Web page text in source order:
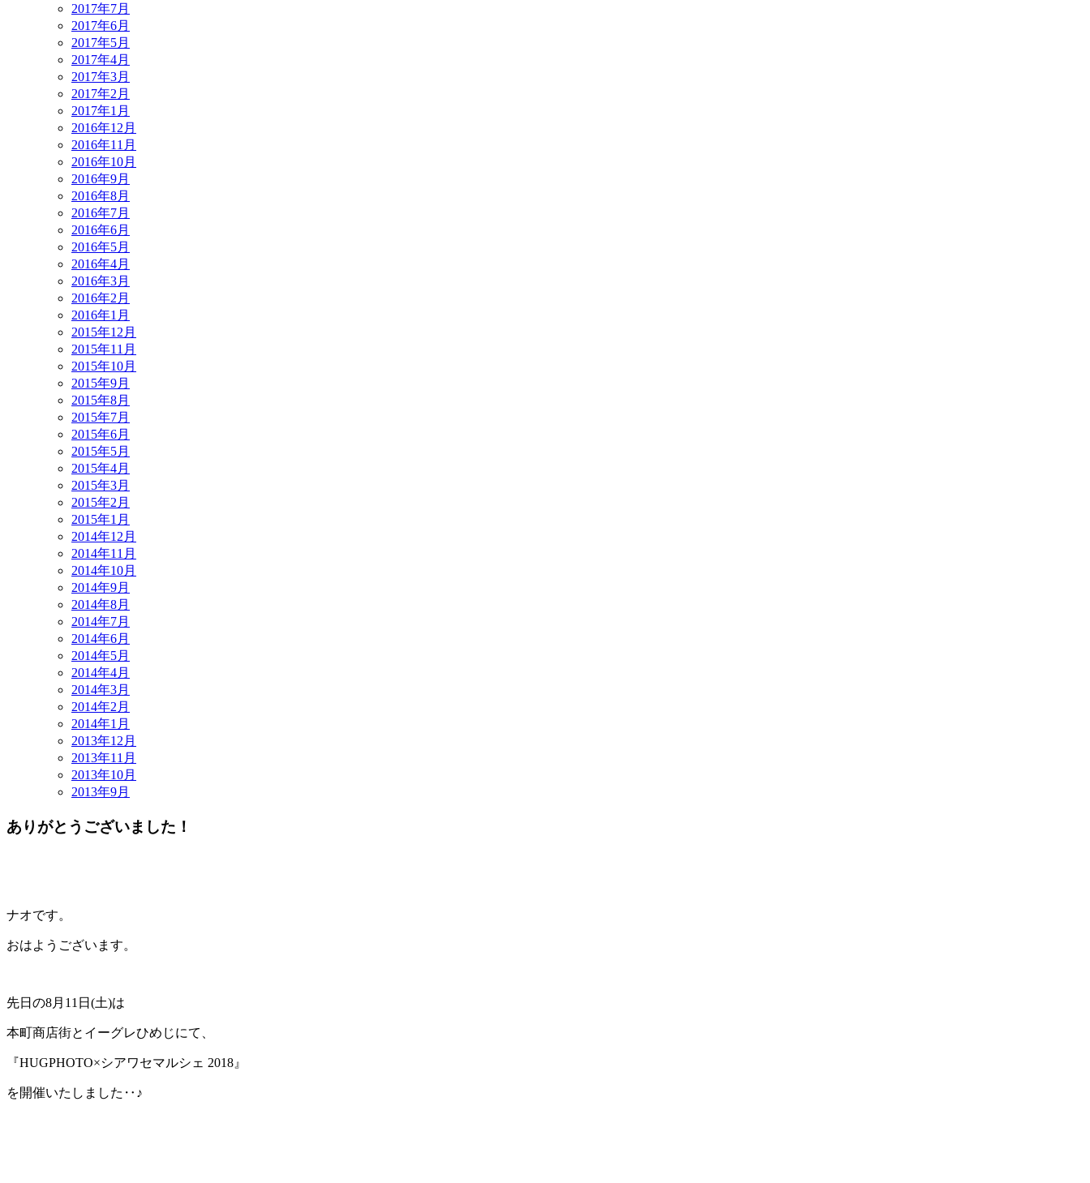
2017年7月
2017年6月
2017年5月
2017年4月
2017年3月
2017年2月
2017年1月
2016年12月
2016年11月
2016年10月
2016年9月
2016年8月
2016年7月
2016年6月
2016年5月
2016年4月
2016年3月
2016年2月
2016年1月
2015年12月
2015年11月
2015年10月
2015年9月
2015年8月
2015年7月
2015年6月
2015年5月
2015年4月
2015年3月
2015年2月
2015年1月
2014年12月
2014年11月
2014年10月
2014年9月
2014年8月
2014年7月
2014年6月
2014年5月
2014年4月
2014年3月
2014年2月
2014年1月
2013年12月
2013年11月
2013年10月
2013年9月
ありがとうございました！
ナオです。
おはようございます。
先日の8月11日(土)は
本町商店街とイーグレひめじにて、
『HUGPHOTO×シアワセマルシェ 2018』
を開催いたしました‥♪